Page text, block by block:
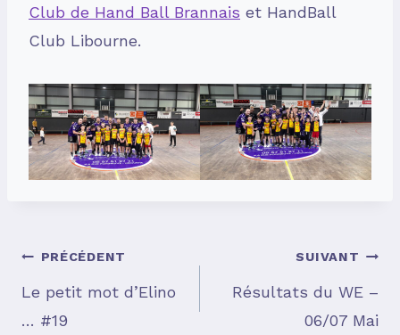
Club de Hand Ball Brannais et HandBall
Club Libourne.
Navigation
PRÉCÉDENT
Le petit mot d’Elino
… #19
SUIVANT
Résultats du WE –
06/07 Mai